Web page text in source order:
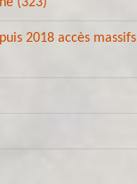
(323)
2018 accès massifs